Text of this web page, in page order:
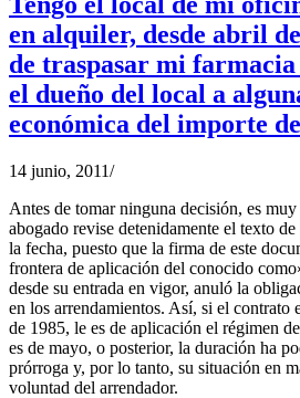
en alquiler, desde abril
de traspasar mi
el dueño del local a
económica del importe
14 junio, 2011/
Antes de tomar ninguna decisión, es
abogado revise detenidamente el texto
la fecha, puesto que la firma de este
frontera de aplicación del conocido
desde su entrada en vigor, anuló la
en los arrendamientos. Así, si el contrato
de 1985, le es de aplicación el régimen
es de mayo, o posterior, la duración ha
prórroga y, por lo tanto, su situación en
voluntad del arrendador.